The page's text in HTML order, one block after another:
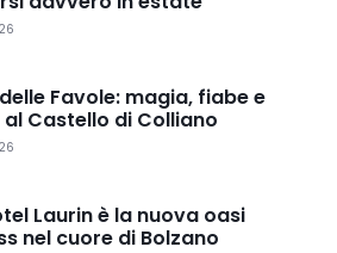
Favole: magia, fiabe e
Castello di Colliano
Laurin è la nuova oasi
nel cuore di Bolzano